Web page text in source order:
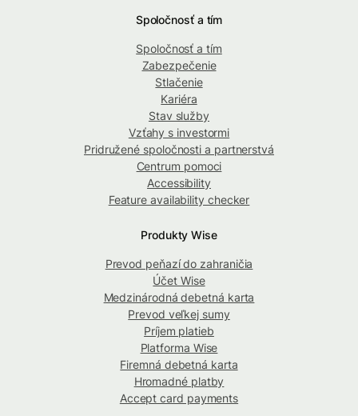
Spoločnosť a tím
Spoločnosť a tím
Zabezpečenie
Stlačenie
Kariéra
Stav služby
Vzťahy s investormi
Pridružené spoločnosti a partnerstvá
Centrum pomoci
Accessibility
Feature availability checker
Produkty Wise
Prevod peňazí do zahraničia
Účet Wise
Medzinárodná debetná karta
Prevod veľkej sumy
Príjem platieb
Platforma Wise
Firemná debetná karta
Hromadné platby
Accept card payments